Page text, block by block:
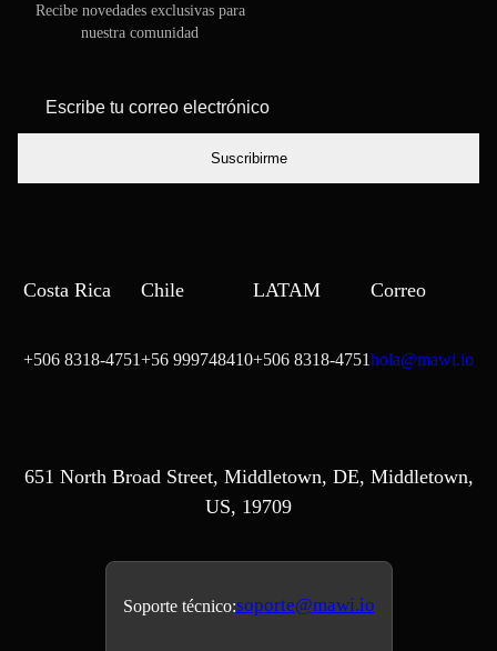
Recibe novedades exclusivas para
nuestra comunidad
correo
Costa Rica
+506 8318-4751
Chile
+56 999748410
LATAM
+506 8318-4751
Correo
hola@mawi.io
651 North Broad Street, Middletown, DE, Middletown,
US, 19709
Soporte técnico:soporte@mawi.io